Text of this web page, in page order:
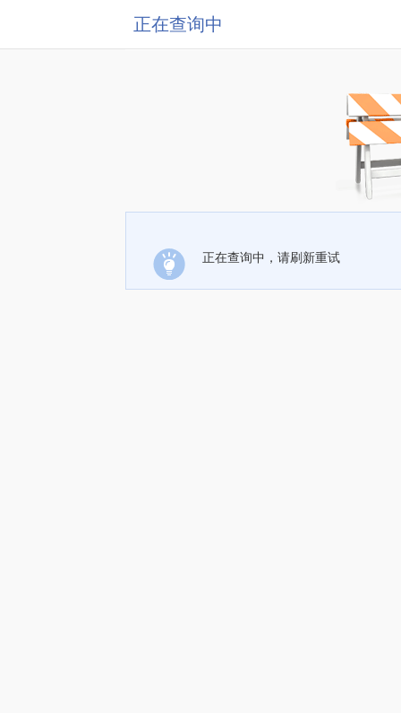
正在查询中
正在查询中，请刷新重试